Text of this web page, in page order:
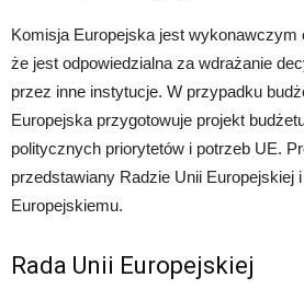
Komisja Europejska jest wykonawczym
że jest odpowiedzialna za wdrażanie
przez inne instytucje. W przypadku
Europejska przygotowuje projekt
politycznych priorytetów i potrzeb UE.
przedstawiany Radzie Unii Europejskiej
Europejskiemu.
Rada Unii Europejskiej